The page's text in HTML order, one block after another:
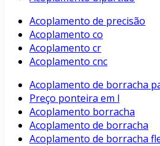
Acoplamento de precisão
Acoplamento co
Acoplamento cr
Acoplamento cnc
Acoplamento de borracha
Preço ponteira em l
Acoplamento borracha
Acoplamento de borracha
Acoplamento de borracha